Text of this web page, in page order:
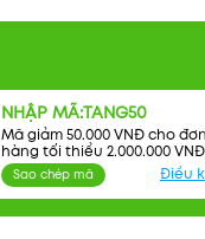
NHẬP MÃ:TANG50
Mã giảm 50.000 VNĐ cho đơn
hàng tối thiểu 2.000.000
Sao chép mã Điều